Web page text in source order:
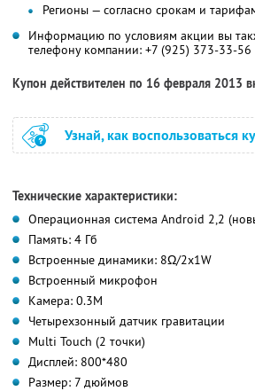
Регионы — согласно срокам и
Информацию по условиям акции вы
телефону компании: +7 (925) 373-33-56
Купон действителен по 16 февраля 2013
Узнай, как воспользоваться
Технические характеристики:
Операционная система Android 2,2
Память: 4 Гб
Встроенные динамики: 8Ω/2х1W
Встроенный микрофон
Камера: 0.3М
Четырехзонный датчик гравитации
Multi Touch (2 точки)
Дисплей: 800*480
Размер: 7 дюймов